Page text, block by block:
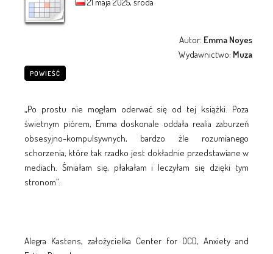
Autor: Emma Noyes
Wydawnictwo: Muza
POWIEŚĆ
„Po prostu nie mogłam oderwać się od tej książki. Poza
świetnym piórem, Emma doskonale oddała realia zaburzeń
obsesyjno-kompulsywnych, bardzo źle rozumianego
schorzenia, które tak rzadko jest dokładnie przedstawiane w
mediach. Śmiałam się, płakałam i leczyłam się dzięki tym
stronom”.
Alegra Kastens, założycielka Center for OCD, Anxiety and